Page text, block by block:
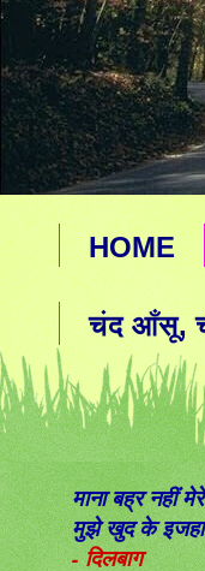
HOME
चंद आँसू,
माना बह्र नहीं
मुझे खुद के
- दिलबाग